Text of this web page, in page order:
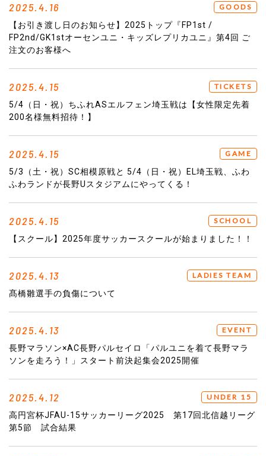
2025.4.16 GOODS
【お引き渡し日のお知らせ】2025トップ『FP1st /
FP2nd/GK1stオーセンユニ・キッズレプリカユニ』第4回 ご
注文のお客様へ
2025.4.15 TICKETS
5/4（日・祝）ちふれASエルフェン埼玉戦は【女性限定先着
200名様無料招待！】
2025.4.15 GAME
5/3（土・祝）SC相模原戦と 5/4（日・祝）EL埼玉戦、ふわ
ふわランドが長野Uスタジアムにやってくる！
2025.4.15 SCHOOL
【スクール】2025年度サッカースクールが始まりました！！
2025.4.13 LADIES TEAM
髙橋雛選手の負傷について
2025.4.13 EVENT
長野マラソン×AC長野パルセイロ「パルユニを着て長野マラ
ソンを走ろう！」スタート前決起集会2025開催
2025.4.12 UNDER 15
高円宮杯JFAU-15サッカーリーグ2025 第17回北信越リーグ
第5節 試合結果